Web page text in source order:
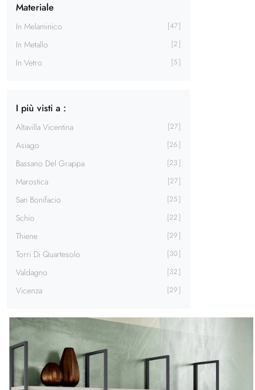
Materiale
In Melaminico 47
In Metallo 2
In Vetro 5
I più visti a :
Altavilla Vicentina 27
Asiago 26
Bassano Del Grappa 23
Marostica 27
San Bonifacio 25
Schio 22
Thiene 29
Torri Di Quartesolo 30
Valdagno 32
Vicenza 29